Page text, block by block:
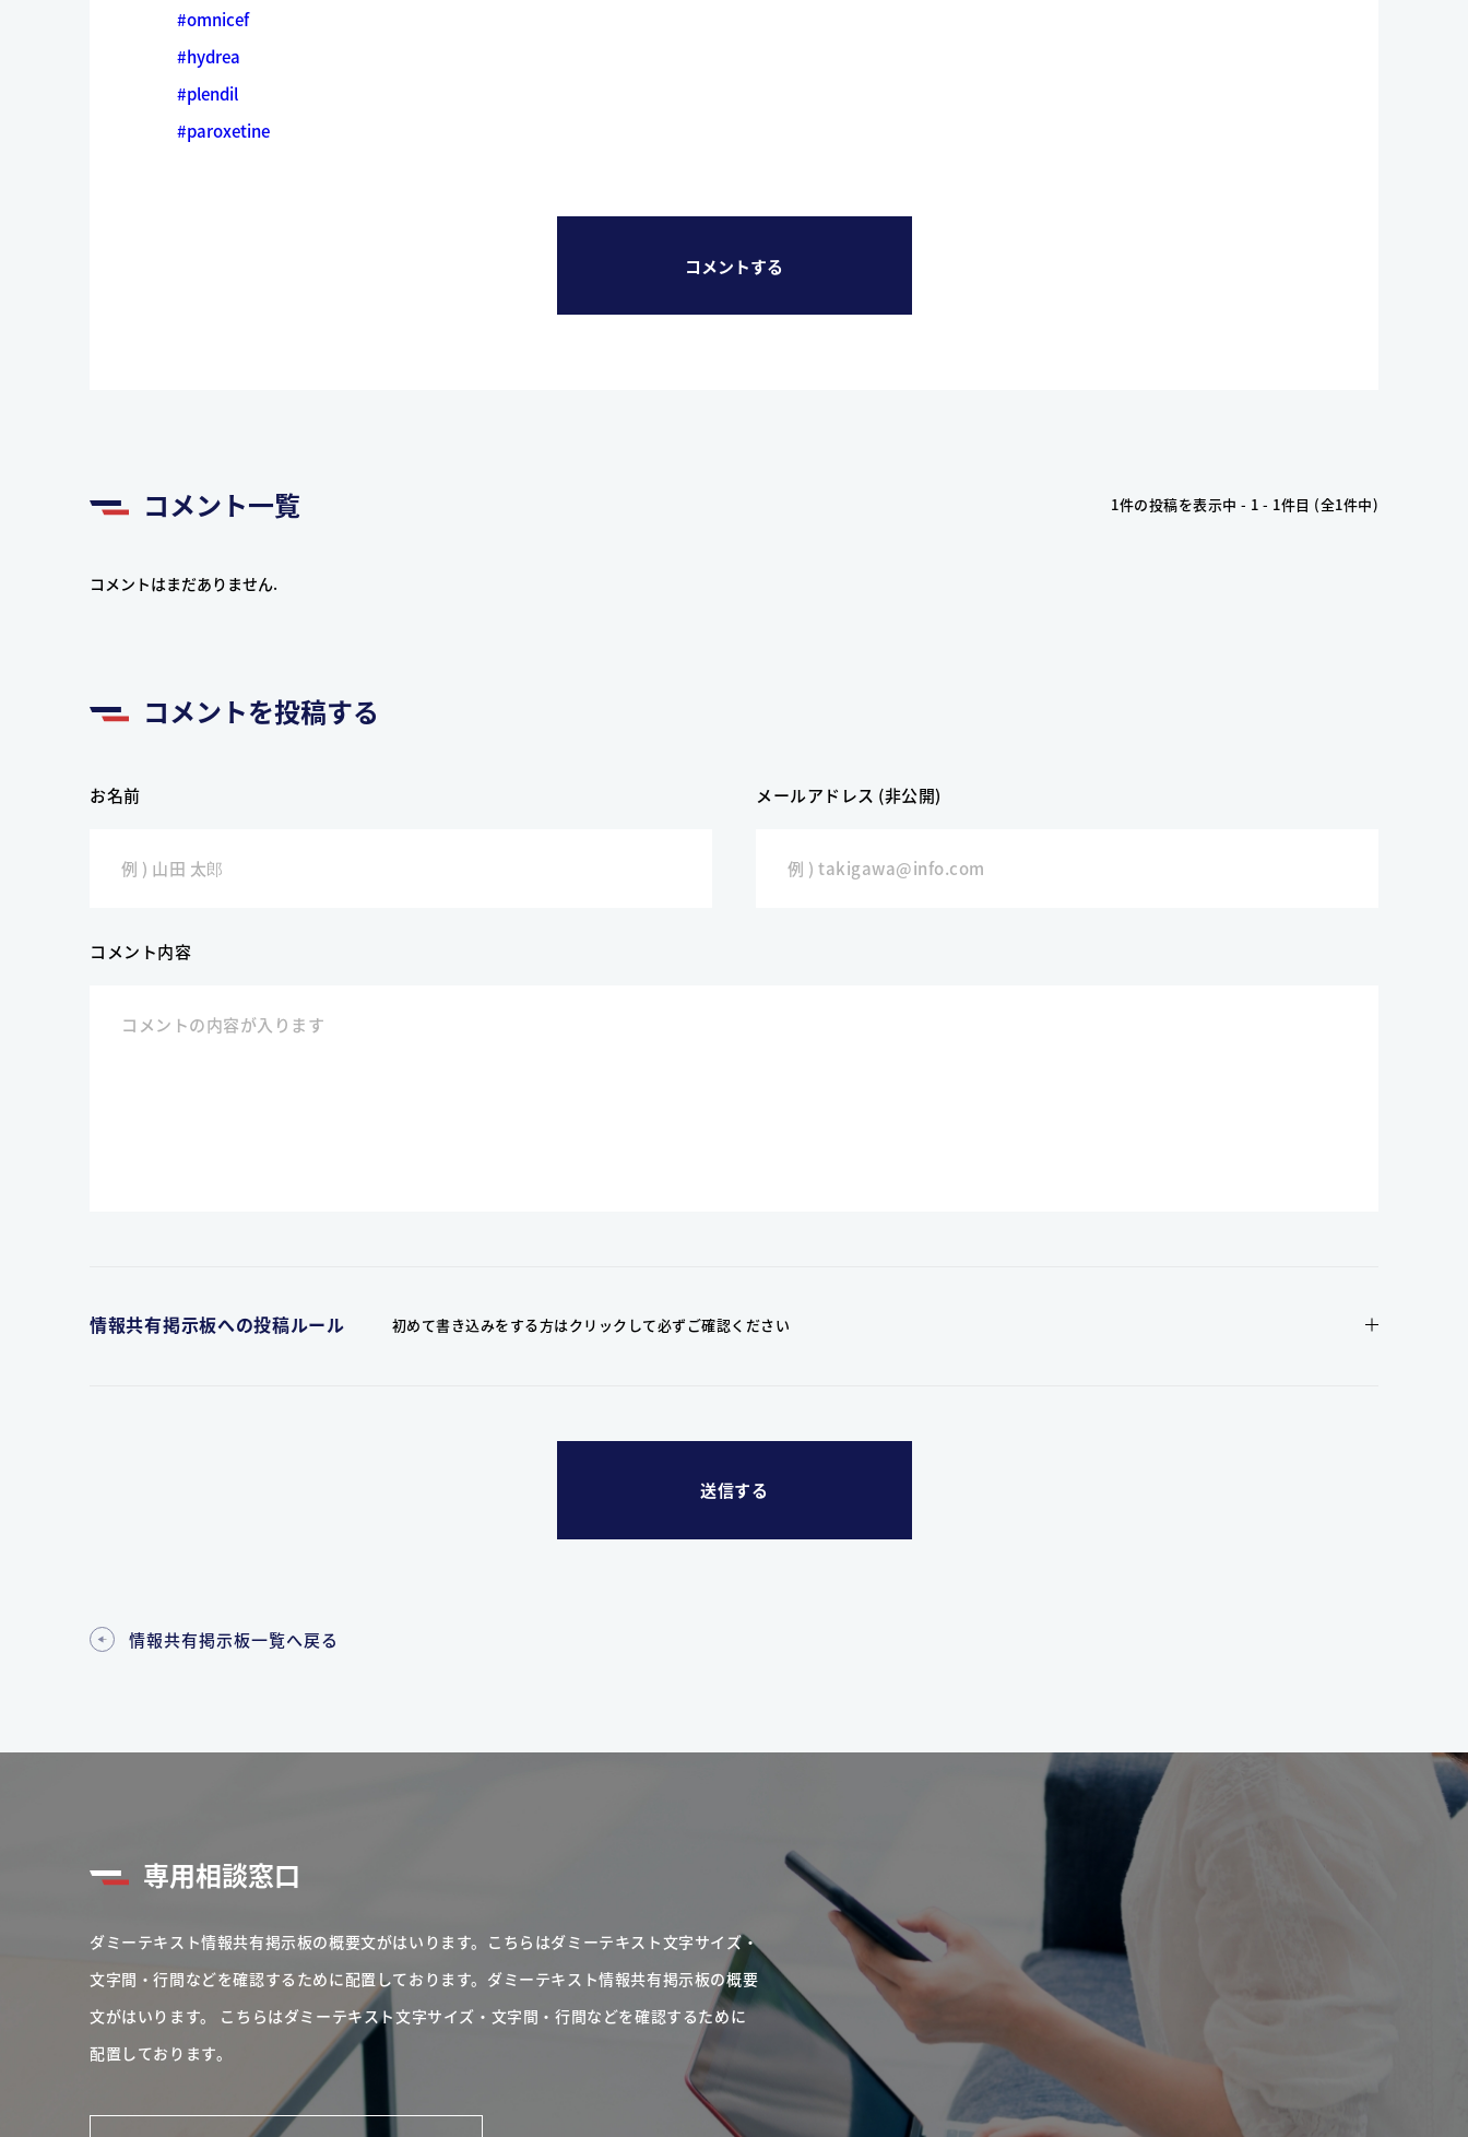
#omnicef
#hydrea
#plendil
#paroxetine
コメントする
コメント一覧 1件の投稿を表示中 - 1 - 1件目 (全1件中)
コメントはまだありません.
コメントを投稿する
お名前 メールアドレス (非公開)
コメント内容
情報共有掲示板への投稿ルール 初めて書き込みをする方はクリックして必ずご確認ください
情報共有掲示板一覧へ戻る
専用相談窓口
ダミーテキスト情報共有掲示板の概要文がはいります。こちらはダミーテキスト文字サイズ・
文字間・行間などを確認するために配置しております。ダミーテキスト情報共有掲示板の概要
文がはいります。 こちらはダミーテキスト文字サイズ・文字間・行間などを確認するために
配置しております。